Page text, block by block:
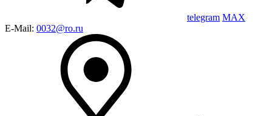
telegram MAX
E-Mail: 0032@ro.ru